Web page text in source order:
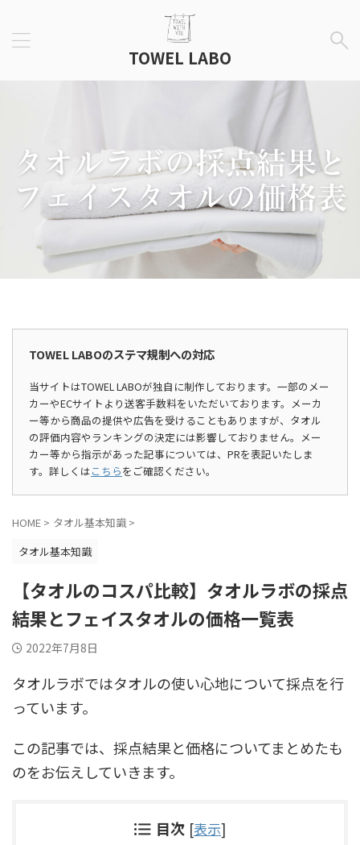
TOWEL LABO
TOWEL LABOのステマ規制への対応
当サイトはTOWEL LABOが独自に制作しております。一部のメー
カーやECサイトより送客手数料をいただいております。メーカ
ー等から商品の提供や広告を受けることもありますが、タオル
の評価内容やランキングの決定には影響しておりません。メー
カー等から指示があった記事については、PRを表記いたしま
す。詳しくはこちらをご確認ください。
HOME > タオル基本知識 >
タオル基本知識
【タオルのコスパ比較】タオルラボの採点
結果とフェイスタオルの価格一覧表
2022年7月8日
タオルラボではタオルの使い心地について採点を行
っています。
この記事では、採点結果と価格についてまとめたも
のをお伝えしていきます。
目次 [表示]